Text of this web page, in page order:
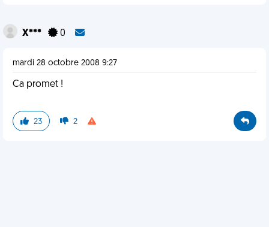
X*** 0
mardi 28 octobre 2008 9:27
Ca promet !
23 2